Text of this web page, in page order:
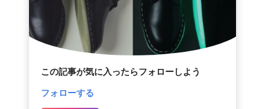
この記事が気に入ったらフォローしよう
フォローする